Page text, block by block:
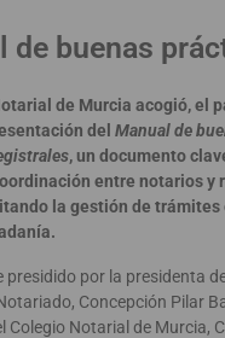
de buenas
de Murcia acogió, el
del Manual de
, un documento
entre notarios y
la gestión de trámites
presidido por la presidenta
Concepción Pilar
Colegio Notarial de Murcia,